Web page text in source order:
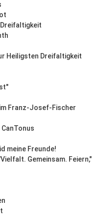
Heiligsten Dreifaltigkeit
Franz-Josef-Fischer
meine Freunde!
Gemeinsam. Feiern,"